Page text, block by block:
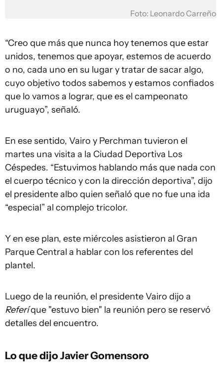
Foto: Leonardo Carreño
“Creo que más que nunca hoy tenemos que estar
unidos, tenemos que apoyar, estemos de acuerdo
o no, cada uno en su lugar y tratar de sacar algo,
cuyo objetivo todos sabemos y estamos confiados
que lo vamos a lograr, que es el campeonato
uruguayo”, señaló.
En ese sentido, Vairo y Perchman tuvieron el
martes una visita a la Ciudad Deportiva Los
Céspedes. “Estuvimos hablando más que nada con
el cuerpo técnico y con la dirección deportiva”, dijo
el presidente albo quien señaló que no fue una ida
“especial” al complejo tricolor.
Y en ese plan, este miércoles asistieron al Gran
Parque Central a hablar con los referentes del
plantel.
Luego de la reunión, el presidente Vairo dijo a
Referíque "estuvo bien" la reunión pero se reservó
detalles del encuentro.
Lo que dijo Javier Gomensoro